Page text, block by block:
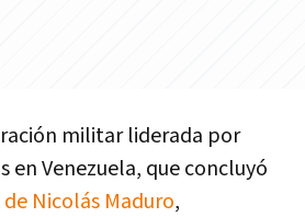
militar liderada por
en Venezuela, que concluyó
Nicolás Maduro,